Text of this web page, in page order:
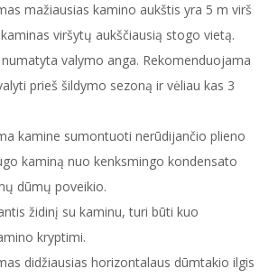
mažiausias kamino aukštis yra 5 m virš
viršytų aukščiausią stogo vietą.
valymo anga. Rekomenduojama
prieš šildymo sezoną ir vėliau kas 3
kamine sumontuoti nerūdijančio plieno
kaminą nuo kenksmingo kondensato
dūmų poveikio.
židinį su kaminu, turi būti kuo
kryptimi.
didžiausias horizontalaus dūmtakio ilgis